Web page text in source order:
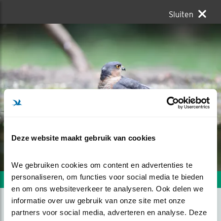
Deze website maakt gebruik van cookies
We gebruiken cookies om content en advertenties te
personaliseren, om functies voor social media te bieden
en om ons websiteverkeer te analyseren. Ook delen we
informatie over uw gebruik van onze site met onze
partners voor social media, adverteren en analyse. Deze
Sluiten
Volgende foto Vorige foto